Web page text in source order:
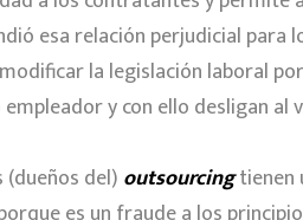
esa relación perjudicial para
la legislación laboral
y con ello desligan
del) outsourcingtienen